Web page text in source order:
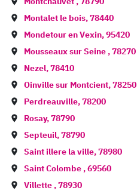
Montalet le bois,78440
Mondetour en Vexin,95420
Mousseaux sur Seine ,78270
Nezel,78410
Oinville sur Montcient,78250
Perdreauville,78200
Rosay,78790
Septeuil,78790
Saint illere la ville,78980
Saint Colombe ,69560
Villette ,78930